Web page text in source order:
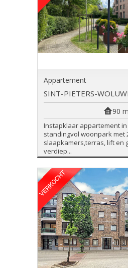
Appartement
SINT-PIETERS-
90
Instapklaar appartement
standingvol woonpark met
slaapkamers,terras, lift en
verdiep...